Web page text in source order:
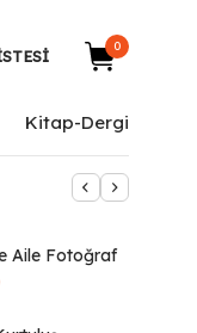
0
Kitap-Dergi
Aile Fotoğraf